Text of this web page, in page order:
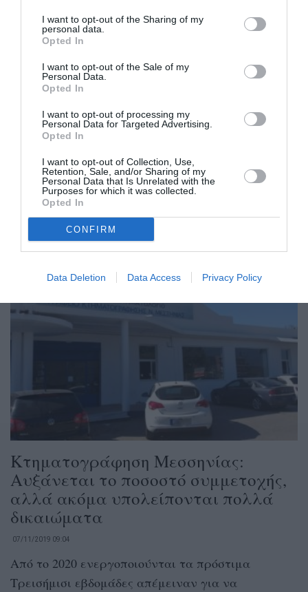
I want to opt-out of the Sharing of my
personal data.
Opted In
I want to opt-out of the Sale of my
Personal Data.
Opted In
I want to opt-out of processing my
Personal Data for Targeted Advertising.
Opted In
I want to opt-out of Collection, Use,
Retention, Sale, and/or Sharing of my
Personal Data that Is Unrelated with the
Purposes for which it was collected.
Opted In
CONFIRM
Data Deletion Data Access Privacy Policy
Σφυρίζει και λήγει την Παρασκευή η
κτηματογράφηση για τη Μεσσηνία
25/11/2019 07:40
Τέσσερις ημέρες και μόνο αυτές απέμειναν πλέον
για να εκπνεύσει η προθεσμία και να σταματήσει
το Γραφείο Κτηματογράφησης...
Κτηματογράφηση Μεσσηνίας:
Αυξάνεται το ποσοστό συμμετοχής,
αλλά ακόμα υπολείπονται πολλά
δικαιώματα
07/11/2019 09:04
Από το 2020 ενεργοποιούνται τα πρόστιμα
Τρεισήμισι εβδομάδες απέμειναν για να